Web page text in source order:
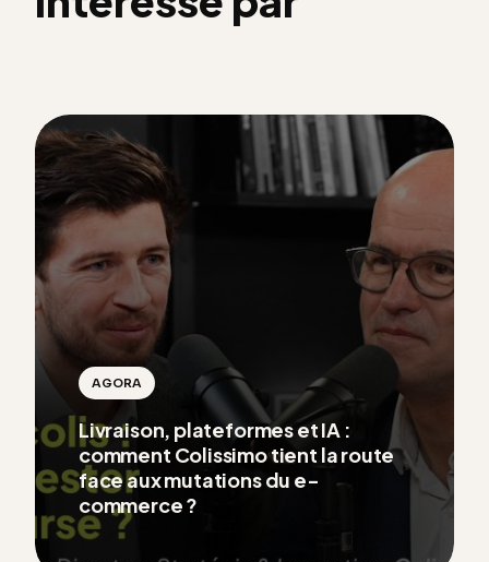
AGORA
Livraison, plateformes et IA :
comment Colissimo tient la route
face aux mutations du e-
commerce ?